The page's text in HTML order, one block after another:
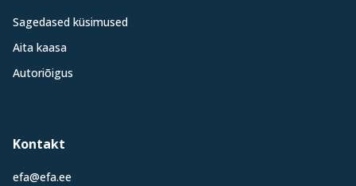
Sagedased küsimused
Aita kaasa
Autoriõigus
Kontakt
efa@efa.ee